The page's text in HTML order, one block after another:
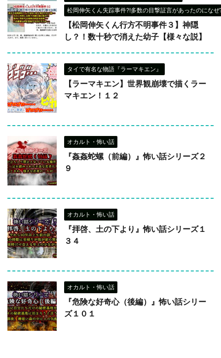
松岡伸矢くん失踪事件?!多数の目撃証言があったのにな
【松岡伸矢くん行方不明事件３】神隠
し？！数十秒で消えた幼子【様々な説】
タイで有名な物語『ラーマキエン』
【ラーマキエン】世界観崩壊で描くラー
マキエン！１２
オカルト・怖い話
『姦姦蛇螺（前編）』怖い話シリーズ２
９
オカルト・怖い話
『拝啓、土の下より』怖い話シリーズ１
３４
オカルト・怖い話
『危険な好奇心（後編）』怖い話シリー
ズ１０１